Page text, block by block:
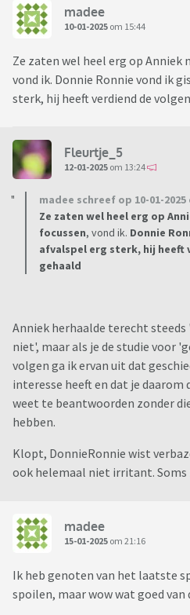
https://kro-ncrv.nl/
mens/kandidaten-de-slimste-
madee
10-01-2025 om 15:44
Ze zaten wel heel erg op Anniek
vond ik. Donnie Ronnie vond ik
sterk, hij heeft verdiend de
Fleurtje_5
12-01-2025 om 13:24
madee schreef op 10-01-2025
Ze zaten wel heel erg op
focussen, vond ik. Donnie
afvalspel erg sterk, hij heeft
gehaald
Anniek herhaalde terecht steeds
niet', maar als je de studie voor
volgen ga ik ervan uit dat
interesse heeft en dat je daarom
weet te beantwoorden zonder
hebben.
Klopt, DonnieRonnie wist
ook helemaal niet irritant. Soms
madee
15-01-2025 om 21:16
Ik heb genoten van het laatste
spoilen, maar wow wat goed van